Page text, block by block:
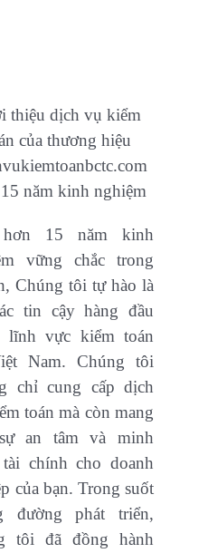
thiệu dịch vụ kiểm
của thương hiệu
năm kinh nghiệm
15 năm kinh
vững chắc trong
Chúng tôi tự hào là
tin cậy hàng đầu
lĩnh vực kiểm toán
Nam. Chúng tôi
chỉ cung cấp dịch
toán mà còn mang
an tâm và minh
tài chính cho doanh
của bạn. Trong suốt
đường phát triển,
tôi đã đồng hành